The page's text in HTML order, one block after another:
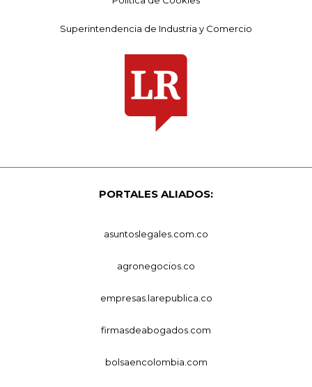
Superintendencia de Industria y Comercio
PORTALES ALIADOS:
asuntoslegales.com.co
agronegocios.co
empresas.larepublica.co
firmasdeabogados.com
bolsaencolombia.com